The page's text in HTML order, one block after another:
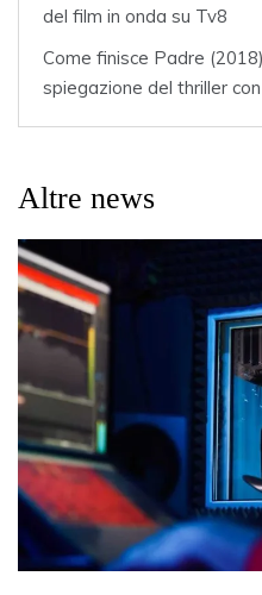
del film in onda su Tv8
Come finisce Padre
spiegazione del thriller
Altre news